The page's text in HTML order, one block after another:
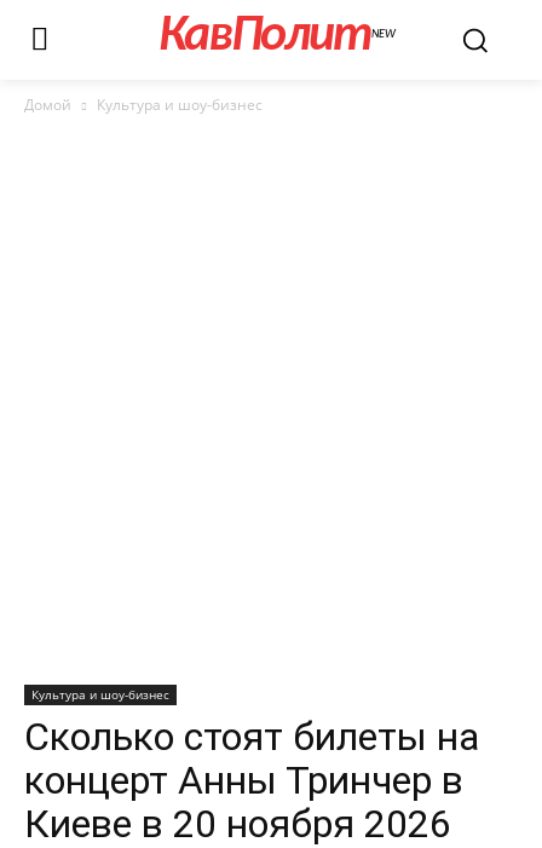
КавПолитNEW
Домой Культура и шоу-бизнес
Культура и шоу-бизнес
Сколько стоят билеты на
концерт Анны Тринчер в
Киеве в 20 ноября 2026